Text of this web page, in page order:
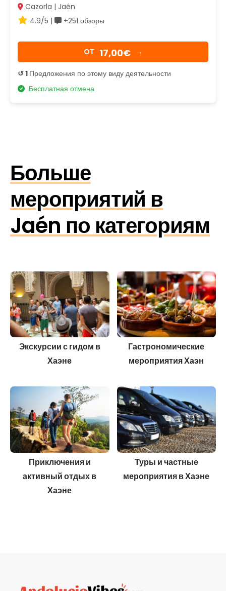
Cazorla | Jaén
4.9/5 |
+251 обзоры
OТ 17,00€ →
↺ 1 Предложения по этому виду деятельности
Бесплатная отмена
Больше
мероприятий в
Jaén по категориям
Экскурсии с гидом в
Хаэне
Гастрономические
мероприятия Хаэн
Приключения и
активный отдых в
Хаэне
Туры и частные
мероприятия в Хаэне